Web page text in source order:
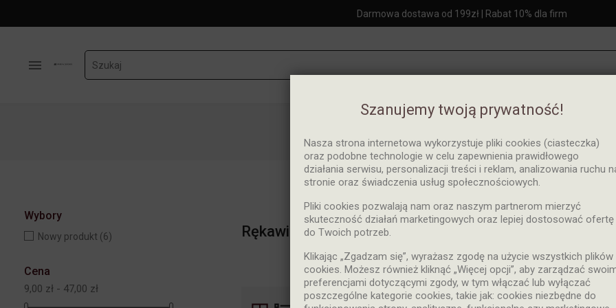
Szanujemy twoją prywatność!
Nasza strona internetowa wykorzystuje pliki cookies (ciasteczka)
oraz podobne technologie w celu zapewnienia prawidłowego
działania serwisu, personalizacji treści i reklam, analizowania ruchu
stronie oraz świadczenia usług społecznościowych.
Pliki cookies pozwalają nam oraz naszym partnerom mierzyć
skuteczność działań marketingowych oraz lepiej dostosować ofertę
do Twoich potrzeb.
Klikając „Zgadzam się”, wyrażasz zgodę na użycie wszystkich plików
cookies. Możesz również kliknąć „Więcej opcji”, aby zarządzać
preferencjami dotyczącymi zgody, w tym włączać lub wyłączać
poszczególne kategorie cookies, takie jak: cookies niezbędne do
Darmowa dostawa od 199zł | Rabat 10% dla firm

Wybory
Nowy produkt (6)
Cena
9,00 zł - 47,00 zł
Rękawice ochronne
Rękawice ochronne